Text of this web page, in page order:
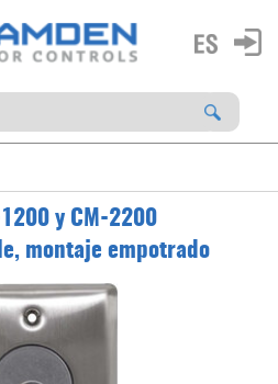
y CM-2200
montaje empotrado